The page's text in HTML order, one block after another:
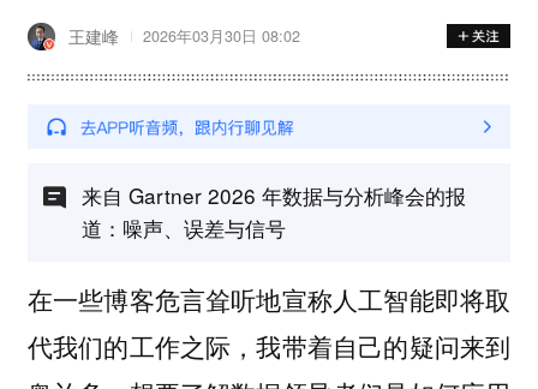
王建峰 2026年03月30日 08:02
来自 Gartner 2026 年数据与分析峰会的报
道：噪声、误差与信号
在一些博客危言耸听地宣称人工智能即将取
代我们的工作之际，我带着自己的疑问来到